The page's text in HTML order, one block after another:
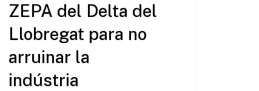
ZEPA del Delta del
Llobregat para no
arruinar la
indústria